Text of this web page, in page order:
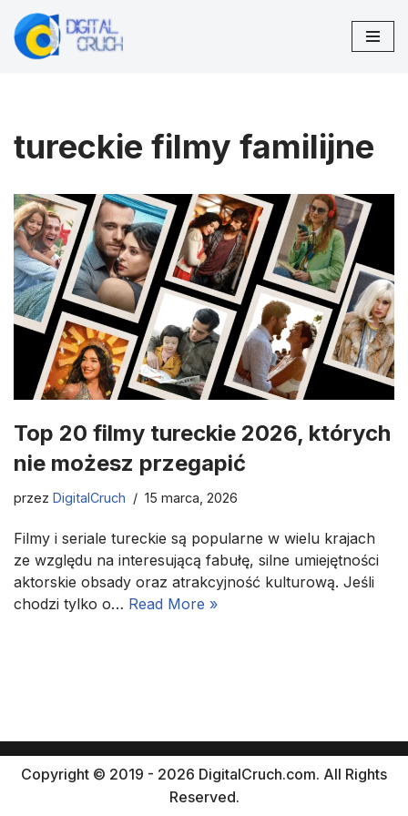
Przejdź
tureckie filmy familijne
Top 20 filmy tureckie 2026, których
nie możesz przegapić
przez DigitalCruch 15 marca, 2026
Filmy i seriale tureckie są popularne w wielu krajach
ze względu na interesującą fabułę, silne umiejętności
aktorskie obsady oraz atrakcyjność kulturową. Jeśli
chodzi tylko o… Read More »
Copyright © 2019 - 2026 DigitalCruch.com. All Rights
Reserved.